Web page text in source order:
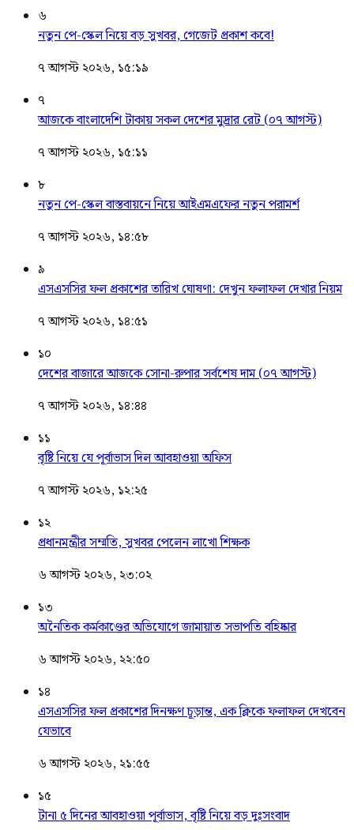
৬
নতুন পে-স্কেল নিয়ে বড় সুখবর, গেজেট প্রকাশ কবে!
৭ আগস্ট ২০২৬, ১৫:১৯
৭
আজকে বাংলাদেশি টাকায় সকল দেশের মুদ্রার রেট (০৭ আগস্ট)
৭ আগস্ট ২০২৬, ১৫:১১
৮
নতুন পে-স্কেল বাস্তবায়নে নিয়ে আইএমএফের নতুন পরামর্শ
৭ আগস্ট ২০২৬, ১৪:৫৮
৯
এসএসসির ফল প্রকাশের তারিখ ঘোষণা: দেখুন ফলাফল দেখার নিয়ম
৭ আগস্ট ২০২৬, ১৪:৫১
১০
দেশের বাজারে আজকে সোনা-রুপার সর্বশেষ দাম (০৭ আগস্ট)
৭ আগস্ট ২০২৬, ১৪:৪৪
১১
বৃষ্টি নিয়ে যে পূর্বাভাস দিল আবহাওয়া অফিস
৭ আগস্ট ২০২৬, ১২:২৫
১২
প্রধানমন্ত্রীর সম্মতি, সুখবর পেলেন লাখো শিক্ষক
৬ আগস্ট ২০২৬, ২৩:০২
১৩
অনৈতিক কর্মকাণ্ডের অভিযোগে জামায়াত সভাপতি বহিষ্কার
৬ আগস্ট ২০২৬, ২২:৫০
১৪
এসএসসির ফল প্রকাশের দিনক্ষণ চূড়ান্ত, এক ক্লিকে ফলাফল দেখবেন
যেভাবে
৬ আগস্ট ২০২৬, ২১:৫৫
১৫
টানা ৫ দিনের আবহাওয়া পূর্বাভাস, বৃষ্টি নিয়ে বড় দুঃসংবাদ